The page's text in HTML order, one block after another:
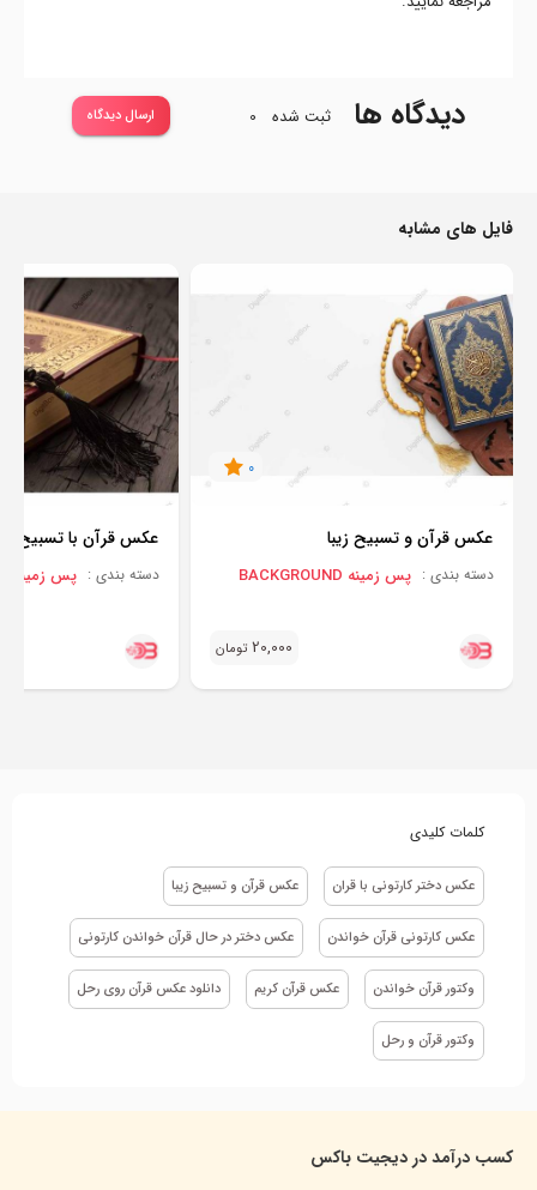
دیدگاه ها ثبت شده 0 ارسال دیدگاه
فایل های مشابه
0
عکس قرآن و تسبیح زیبا
دسته بندی : پس زمینه BACKGROUND
20,000 تومان
عکس قرآن با تسبیح
دسته بندی : پس زمینه BACKGROUND
کلمات کلیدی
عکس دختر کارتونی با قران عکس قرآن و تسبیح زیبا
عکس کارتونی قرآن خواندن عکس دختر در حال قرآن خواندن کارتونی
وکتور قرآن خواندن عکس قرآن کریم دانلود عکس قرآن روی رحل
وکتور قرآن و رحل
کسب درآمد در دیجیت باکس